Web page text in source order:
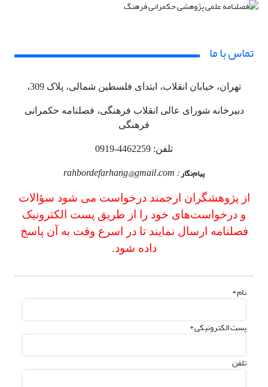
تماس با ما
تهران، خیابان انقلاب، ابتدای فلسطین شمالی، پلاک 309،
دبیرخانه شورای عالی انقلاب فرهنگی، فصلنامه حکمرانی
فرهنگی
تلفن: 4462259-0919
پیام‌نگار:
rahbordefarhang@gmail.com
از پژوهشگران ارجمند درخواست می شود سؤالات
و درخواست‌های خود را از طریق پست الکترونیک
فصلنامه ارسال نمایند تا در اسرع وقت به آن پاسخ
داده شود.
نام *
پست الکترونیکی *
تلفن